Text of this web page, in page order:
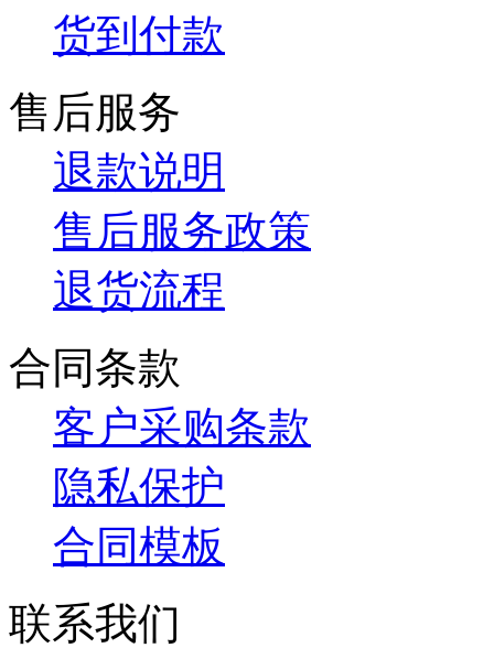
货到付款
售后服务
退款说明
售后服务政策
退货流程
合同条款
客户采购条款
隐私保护
合同模板
联系我们